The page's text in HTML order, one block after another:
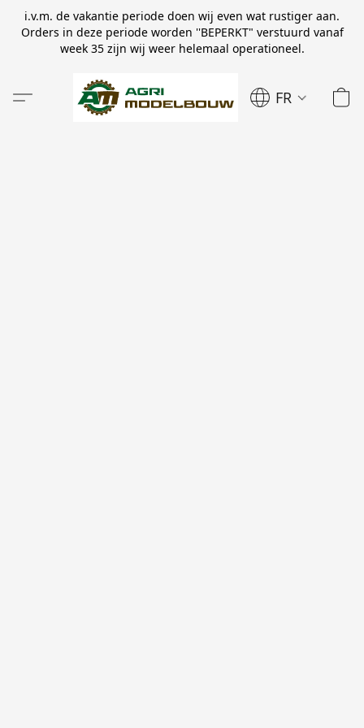
i.v.m. de vakantie periode doen wij even wat rustiger aan.
Orders in deze periode worden ''BEPERKT" verstuurd vanaf
week 35 zijn wij weer helemaal operationeel.
FR